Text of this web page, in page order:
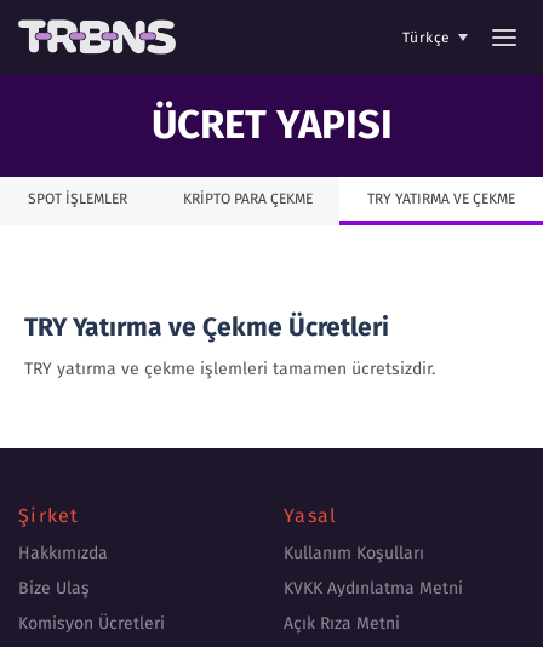
Türkçe
ÜCRET YAPISI
SPOT İŞLEMLER KRİPTO PARA ÇEKME TRY YATIRMA VE ÇEKME
TRY Yatırma ve Çekme Ücretleri
TRY yatırma ve çekme işlemleri tamamen ücretsizdir.
Şirket
Hakkımızda
Bize Ulaş
Komisyon Ücretleri
Yasal
Kullanım Koşulları
KVKK Aydınlatma Metni
Açık Rıza Metni